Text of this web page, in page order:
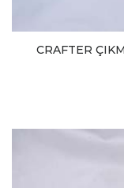
CRAFTER